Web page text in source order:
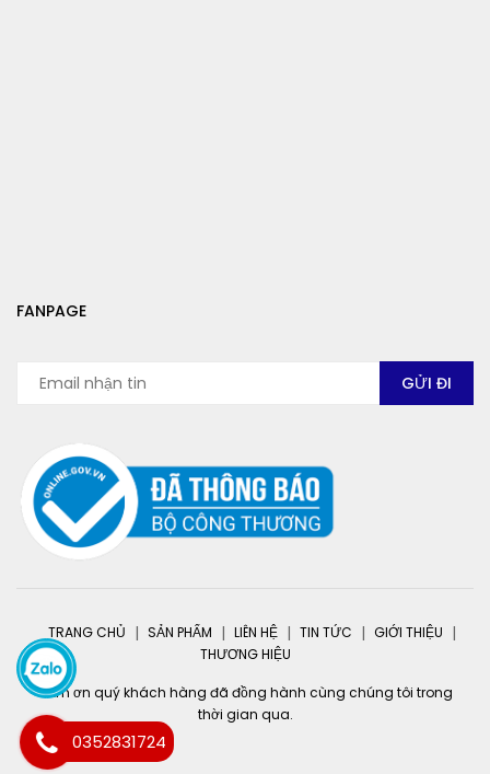
FANPAGE
TRANG CHỦ SẢN PHẨM LIÊN HỆ TIN TỨC
GIỚI THIỆU
THƯƠNG HIỆU
Cảm ơn quý khách hàng đã đồng hành cùng chúng tôi trong
thời gian qua.
0352831724